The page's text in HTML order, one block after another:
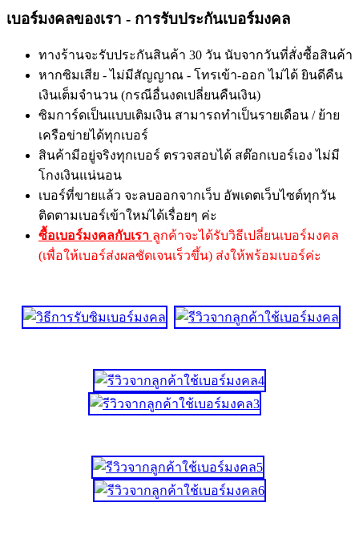
เบอร์มงคลของเรา - การรับประกันเบอร์มงคล
ทางร้านจะรับประกันสินค้า 30 วัน นับจากวันที่สั่งซื้อสินค้า
หากซิมเสีย - ไม่มีสัญญาณ - โทรเข้า-ออก ไม่ได้ ยินดีคืน
เงินเต็มจำนวน (กรณีอื่นงดเปลี่ยนคืนเงิน)
ซิมการ์ดเป็นแบบเติมเงิน สามารถทำเป็นรายเดือน / ย้าย
เครือข่ายได้ทุกเบอร์
สินค้ามีอยู่จริงทุกเบอร์ ตรวจสอบได้ สต๊อกเบอร์เอง ไม่มี
โกงเงินแน่นอน
เบอร์ที่ขายแล้ว จะลบออกจากเว็บ อัพเดตเว็บไซต์ทุกวัน
ติดตามเบอร์เข้าใหม่ได้เรื่อยๆ ค่ะ
ซื้อเบอร์มงคลกับเรา ลูกค้าจะได้รับวิธีเปลี่ยนเบอร์มงคล
(เพื่อให้เบอร์ส่งผลชัดเจนเร็วขึ้น) ส่งให้พร้อมเบอร์ค่ะ